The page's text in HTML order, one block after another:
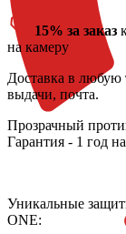
15% за заказ
на камеру
Доставка в любую
выдачи, почта.
Прозрачный
Гарантия - 1 год
Уникальные
ONE: